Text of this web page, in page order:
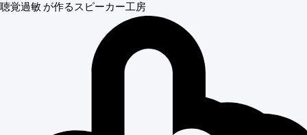
聴覚過敏 が作るスピーカー工房